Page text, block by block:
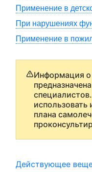
Применение в
При нарушениях
Применение в
Информация о
использовать
плана
Действующее